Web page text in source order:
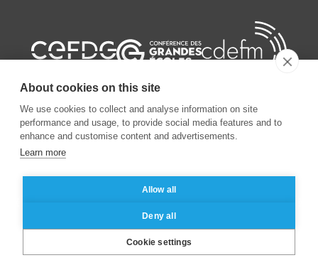
©2026ESSEC Business School
Protection des données personnelles
About cookies on this site
We use cookies to collect and analyse information on site
performance and usage, to provide social media features and to
enhance and customise content and advertisements.
Learn more
Allow all
Deny all
Cookie settings